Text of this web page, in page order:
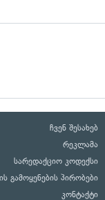
ჩვენ შესახებ
რეკლამა
სარედაქციო კოდექსი
გამოყენების პირობები
კონტაქტი